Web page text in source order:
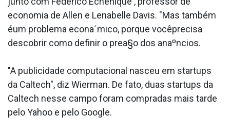
economia de Allen e Lenabelle Davis. "Mas também
éum problema econa´mico, porque vocêprecisa
descobrir como definir o prea§o dos anaºncios.
"A publicidade computacional nasceu em startups
da Caltech", diz Wierman. De fato, duas startups da
Caltech nesse campo foram compradas mais tarde
pelo Yahoo e pelo Google.